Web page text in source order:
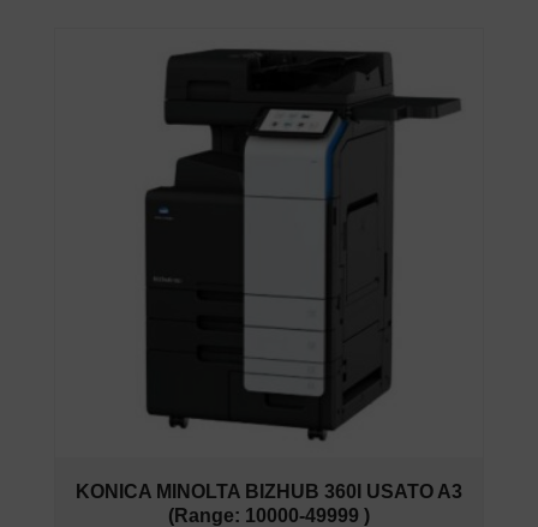
KONICA MINOLTA BIZHUB 360I USATO A3
(Range: 10000-49999 )